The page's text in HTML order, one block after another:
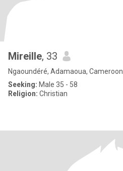
Mireille, 33
Ngaoundéré, Adamaoua, Cameroon
Seeking: Male 35 - 58
Religion: Christian